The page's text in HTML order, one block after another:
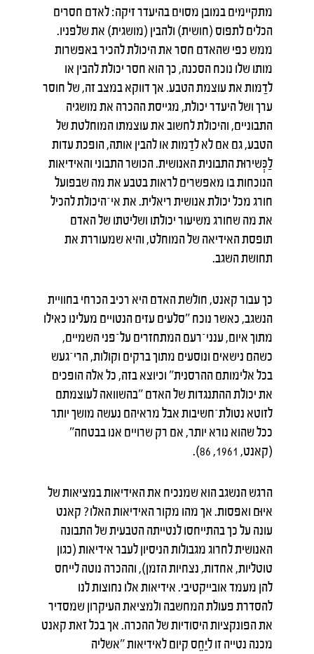
מתקיימים במובן מסוים בהיעדר זיקה: לאדם חסרים
הכלים לתפוס (חושית) ולהבין (מושגית) את שלפניו.
ממש כפי שהאדם חסר את היכולת להכיר באפשרות
מותו שלו נוכח הסכנה, כך הוא חסר יכולת להבין או
לדַמות את עוצמת הטבע. אך דווקא במצב זה, של חוסר
ערך ושל היעדר יכולת, מגייסת ההכרה את מושגיה
התבוניים, והיכולת לחשוב את עוצמתו המוחלטת של
הטבע, גם אם לא לדַמות או להבין אותה, הופכת עדות
לַכְּשירוּת התבונית האנושית. הכושר התבוני והאידיאות
הנוכחות בו מאפשרים לראות בטבע את מה שבפועל
חורג מכל יכולת אנושית ריאלית. את אי־היכולת להכיל
את מה שחורג משיעור יכולתו ושליטתו של האדם
תופסת האידיאה של המוחלט, והיא שמעוררת את
תחושת השגב.
כך עבור קאנט, חולשת האדם היא רכיב הכרחי בחוויית
הנשגב, כאשר נוכח ״סלעים עזים הנטויים מעלינו כאילו
מתוך איום, ענני־רעם המתחזרים על־פני השמיים,
כשהם נישאים ונוסעים מתוך ברקים וקולות, הרי־געש
בכל אלימותם ההרסנית״ וכיוצא בזה, כל אלה הופכים
את יכולת ההתנגדות של האדם ״בהשוואה לעוצמתם
לזוטא נטולת־חשיבות אבל מראיהם נעשה מושך יותר
ככל שהוא נורא יותר, אם רק שרויים אנו בבטחה״
(קאנט, 1961, 86).
הרגש הנשגב הוא שמנכיח את האידיאות במציאות של
איוּם ואפסות. אך מהו מקור האידיאות האלו? קאנט
עונה על כך בהתייחסו לנטייתה הטבעית של התבונה
האנושית לחרוג מגבולות הניסיון לעבר אידיאות (כגון
טוטליות, אחדות, נצחיות הזמן), וההכרה נוטה לייחס
להן מעמד אובייקטיבי. אידיאות אלו נחוצות לנו
להסדרת פעולת המחשבה ולמציאת העיקרון שמסדיר
את הפונקציות היסודיות של ההכרה. אך בכל זאת קאנט
מכנה נטייה זו ליַחֵס קיום לאידיאות ״אשליה